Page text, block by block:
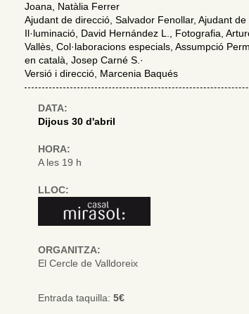
Joana, Natàlia Ferrer
Ajudant de direcció, Salvador Fenollar, Ajudant
Il·luminació, David Hernández L., Fotografia,
Vallès, Col·laboracions especials, Assumpció
en català, Josep Carné S.·
Versió i direcció, Marcenia Baqués
DATA:
Dijous 30 d'abril
HORA:
A les 19 h
LLOC:
ORGANITZA:
El Cercle de Valldoreix
Entrada taquilla: 5€